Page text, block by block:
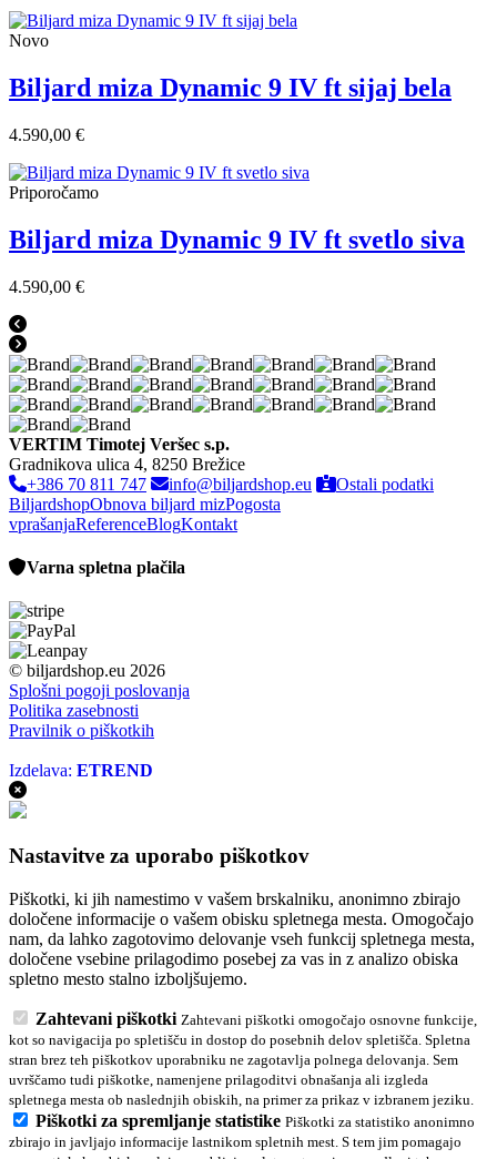
Novo
Biljard miza Dynamic 9 IV ft sijaj bela
4.590,00 €
Priporočamo
Biljard miza Dynamic 9 IV ft svetlo siva
4.590,00 €
VERTIM Timotej Veršec s.p.
Gradnikova ulica 4, 8250 Brežice
+386 70 811 747
info@biljardshop.eu
Ostali podatki
BiljardshopObnova biljard mizPogosta
vprašanjaReferenceBlogKontakt
Varna spletna plačila
© biljardshop.eu 2026
Splošni pogoji poslovanja
Politika zasebnosti
Pravilnik o piškotkih
Izdelava: ETREND
Nastavitve za uporabo piškotkov
Piškotki, ki jih namestimo v vašem brskalniku, anonimno zbirajo
določene informacije o vašem obisku spletnega mesta. Omogočajo
nam, da lahko zagotovimo delovanje vseh funkcij spletnega mesta,
določene vsebine prilagodimo posebej za vas in z analizo obiska
spletno mesto stalno izboljšujemo.
Zahtevani piškotki Zahtevani piškotki omogočajo osnovne funkcije,
kot so navigacija po spletišču in dostop do posebnih delov spletišča. Spletna
stran brez teh piškotkov uporabniku ne zagotavlja polnega delovanja. Sem
uvrščamo tudi piškotke, namenjene prilagoditvi obnašanja ali izgleda
spletnega mesta ob naslednjih obiskih, na primer za prikaz v izbranem jeziku.
Piškotki za spremljanje statistike Piškotki za statistiko anonimno
zbirajo in javljajo informacije lastnikom spletnih mest. S tem jim pomagajo